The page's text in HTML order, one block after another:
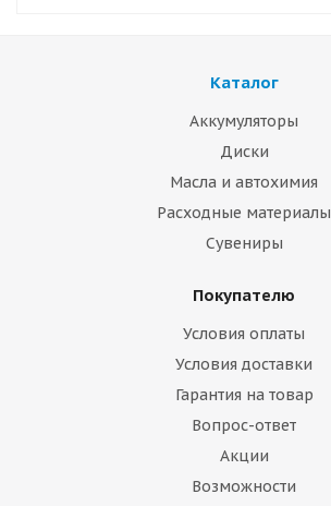
Каталог
Аккумуляторы
Диски
Масла и автохимия
Расходные материалы
Сувениры
Покупателю
Условия оплаты
Условия доставки
Гарантия на товар
Вопрос-ответ
Акции
Возможности